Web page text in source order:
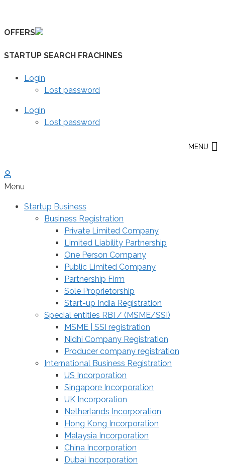
content
OFFERS
STARTUP SEARCH FRACHINES
Login
Lost password
Login
Lost password
MENU
Menu
Startup Business
Business Registration
Private Limited Company
Limited Liability Partnership
One Person Company
Public Limited Company
Partnership Firm
Sole Proprietorship
Start-up India Registration
Special entities RBI / (MSME/SSI)
MSME | SSI registration
Nidhi Company Registration
Producer company registration
International Business Registration
US Incorporation
Singapore Incorporation
UK Incorporation
Netherlands Incorporation
Hong Kong Incorporation
Malaysia Incorporation
China Incorporation
Dubai Incorporation